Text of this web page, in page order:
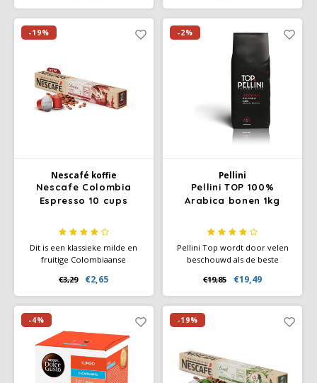
zoete, fruitige en bloemige
tonen. De medium branding
zorgt voor een zachte textuur
wereldwijd waarderen
bevat hints van fruit en
bloemen. Deze Italiaanse
espresso is sterk en zwart met
een zachte gouden crema.
-19%
Nescafé koffie
Nescafe Colombia
Espresso 10 cups
Dit is een klassieke milde en
fruitige Colombiaanse
heeft een goede smaak met
koffie-intensiteit 6. Maak een
goede keuze met Farmers
Origins - Colombia Espresso
koffiecapsules.
€3,29 €2,65
-2%
Pellini
Pellini TOP 100%
Arabica bonen 1kg
Pellini Top wordt door velen
beschouwd als de beste
een 100% Arabica-melange,
bestaande uit 6-8
geselecteerde mountain
Arabica-variëteiten.
€19,85 €19,49
-4% -19%